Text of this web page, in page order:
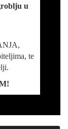
u
te